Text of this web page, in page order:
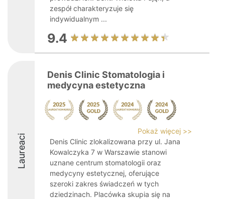
zespół charakteryzuje się
indywidualnym ...
9.4
Laureaci
Denis Clinic Stomatologia i
medycyna estetyczna
Pokaż więcej >>
Denis Clinic zlokalizowana przy ul. Jana
Kowalczyka 7 w Warszawie stanowi
uznane centrum stomatologii oraz
medycyny estetycznej, oferujące
szeroki zakres świadczeń w tych
dziedzinach. Placówka skupia się na